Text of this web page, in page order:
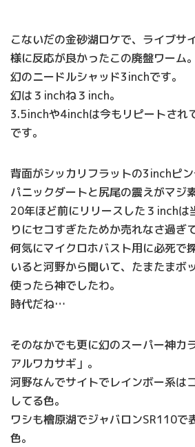
こないだの金砂湖ロケで、ライブサ
様に反応が良かったこの廃盤ワーム。
幻のニードルシャッド3inchです。
幻は３inchね３inch。
3.5inchや4inchは今もリピートされ
です。
背面がシッカリフラットの3inchピ
パニックダートと尻尾の震えがマジ
20年ほど前にリリースした３inchは
りにセコすぎたためか売れなさ過ぎ
何気にマイクロホバスト用に必死で
いると河野から聞いて、たまたまボ
使ったら神でしたわ。
時代だね…
そのなかでも更に幻のスーパー神カ
アルワカサギ」。
河野なんでサイトでレインボー系は
してる色。
ワシも檜原湖でジャバロンSR110で
色。